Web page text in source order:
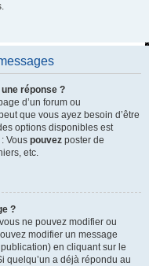
réponse ?
d’un forum ou
que vous ayez besoin d’être
options disponibles est
Vous pouvez poster de
etc.
?
ne pouvez modifier ou
modifier un message
en cliquant sur le
quelqu’un a déjà répondu au